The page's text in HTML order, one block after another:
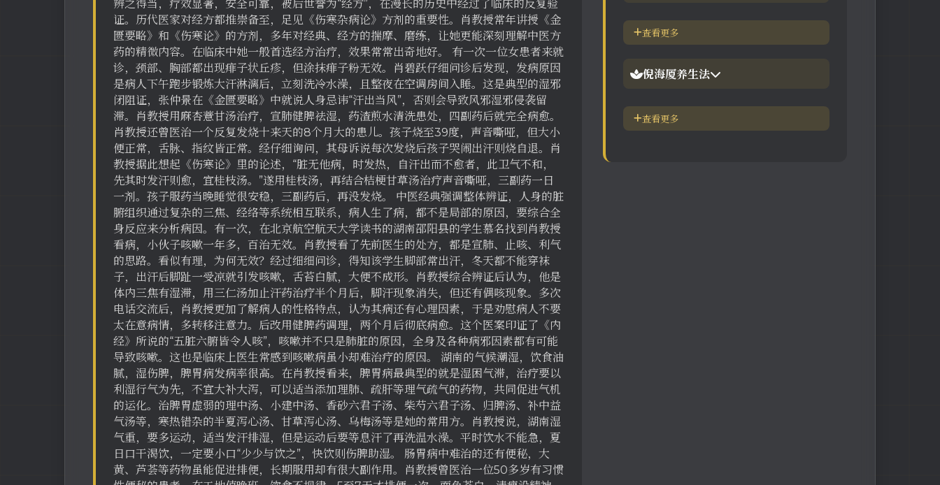
辨之得当，疗效显著，安全可靠，被后世誉为“经方”，在漫长的历史中经过了临床的反复验
证。历代医家对经方都推崇备至，足见《伤寒杂病论》方剂的重要性。肖教授常年讲授《金
匮要略》和《伤寒论》的方剂，多年对经典、经方的揣摩、磨练，让她更能深刻理解中医方
药的精微内容。在临床中她一般首选经方治疗，效果常常出奇地好。 有一次一位女患者来就
诊，颈部、胸部都出现痱子状丘疹，但涂抹痱子粉无效。肖碧跃仔细问诊后发现，发病原因
是病人下午跑步锻炼大汗淋漓后，立刻洗冷水澡，且整夜在空调房间入睡。这是典型的湿邪
闭阻证，张仲景在《金匮要略》中就说人身忌讳“汗出当风”，否则会导致风邪湿邪侵袭留
滞。肖教授用麻杏薏甘汤治疗，宣肺健脾祛湿，药渣煎水清洗患处，四副药后就完全病愈。
肖教授还曾医治一个反复发烧十来天的8个月大的患儿。孩子烧至39度，声音嘶哑，但大小
便正常，舌脉、指纹皆正常。经仔细询问，其母诉说每次发烧后孩子哭闹出汗则烧自退。肖
教授据此想起《伤寒论》里的论述，“脏无他病，时发热，自汗出而不愈者，此卫气不和，
先其时发汗则愈，宜桂枝汤。”遂用桂枝汤，再结合桔梗甘草汤治疗声音嘶哑，三副药一日
一剂。孩子服药当晚睡觉很安稳，三副药后，再没发烧。 中医经典强调整体辨证，人身的脏
腑组织通过复杂的三焦、经络等系统相互联系，病人生了病，都不是局部的原因，要综合全
身反应来分析病因。有一次，在北京航空航天大学读书的湖南邵阳县的学生慕名找到肖教授
看病，小伙子咳嗽一年多，百治无效。肖教授看了先前医生的处方，都是宣肺、止咳、利气
的思路。看似有理，为何无效？经过细细问诊，得知该学生脚部常出汗，冬天都不能穿袜
子，出汗后脚趾一受凉就引发咳嗽，舌苔白腻，大便不成形。肖教授综合辨证后认为，他是
体内三焦有湿滞，用三仁汤加止汗药治疗半个月后，脚汗现象消失，但还有偶咳现象。多次
电话交流后，肖教授更加了解病人的性格特点，认为其病还有心理因素，于是劝慰病人不要
太在意病情，多转移注意力。后改用健脾药调理，两个月后彻底病愈。这个医案印证了《内
经》所说的“五脏六腑皆令人咳”，咳嗽并不只是肺脏的原因，全身及各种病邪因素都有可能
导致咳嗽。这也是临床上医生常感到咳嗽病虽小却难治疗的原因。 湖南的气候潮湿，饮食油
腻，湿伤脾，脾胃病发病率很高。在肖教授看来，脾胃病最典型的就是湿困气滞，治疗要以
利湿行气为先，不宜大补大泻，可以适当添加理肺、疏肝等理气疏气的药物，共同促进气机
的运化。治脾胃虚弱的理中汤、小建中汤、香砂六君子汤、柴芍六君子汤、归脾汤、补中益
气汤等，寒热错杂的半夏泻心汤、甘草泻心汤、乌梅汤等是她的常用方。肖教授说，湖南湿
气重，要多运动，适当发汗排湿，但是运动后要等息汗了再洗温水澡。平时饮水不能急，夏
日口干渴饮，一定要小口“少少与饮之”，快饮则伤脾助湿。 肠胃病中难治的还有便秘，大
黄、芦荟等药物虽能促进排便，长期服用却有很大副作用。肖教授曾医治一位50多岁有习惯
倪海厦简介-传奇人生
查看更多
倪海厦养生法
五脏逼毒法和易筋经
查看更多